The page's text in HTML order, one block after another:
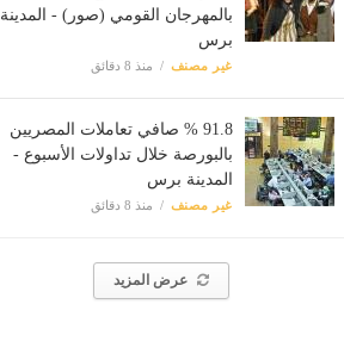
بالمهرجان القومي (صور) - المدينة
برس
غير مصنف منذ 8 دقائق
91.8 % صافي تعاملات المصريين
بالبورصة خلال تداولات الأسبوع -
المدينة برس
غير مصنف منذ 8 دقائق
عرض المزيد